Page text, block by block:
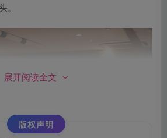
展开阅读全文
版权声明